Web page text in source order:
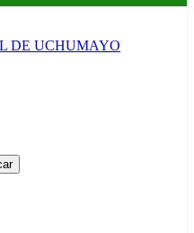
UCHUMAYO